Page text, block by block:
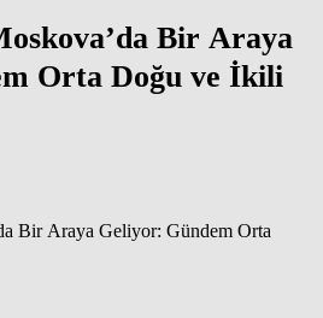
Bir Araya
Orta Doğu ve İkili